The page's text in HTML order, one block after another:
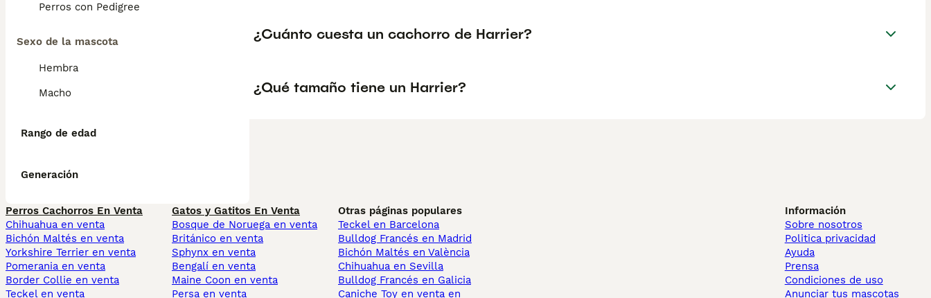
Perros con Pedigree
Sexo de la mascota
Hembra
Macho
Rango de edad
Generación
¿Cuánto cuesta un cachorro de Harrier?
¿Qué tamaño tiene un Harrier?
Perros Cachorros En Venta
Chihuahua en venta
Bichón Maltés en venta
Yorkshire Terrier en venta
Pomerania en venta
Border Collie en venta
Teckel en venta
Gatos y Gatitos En Venta
Bosque de Noruega en venta
Británico en venta
Sphynx en venta
Bengalí en venta
Maine Coon en venta
Persa en venta
Otras páginas populares
Teckel en Barcelona
Bulldog Francés en Madrid
Bichón Maltés en València
Chihuahua en Sevilla
Bulldog Francés en Galicia
Caniche Toy en venta en
Información
Sobre nosotros
Politica privacidad
Ayuda
Prensa
Condiciones de uso
Anunciar tus mascotas